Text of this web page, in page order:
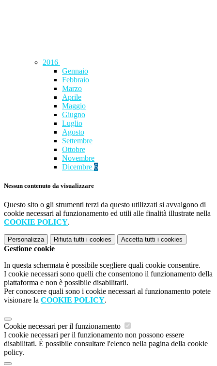
2016
Gennaio
Febbraio
Marzo
Aprile
Maggio
Giugno
Luglio
Agosto
Settembre
Ottobre
Novembre
Dicembre 6
Nessun contenuto da visualizzare
Questo sito o gli strumenti terzi da questo utilizzati si avvalgono di
cookie necessari al funzionamento ed utili alle finalità illustrate nella
COOKIE POLICY.
Personalizza Rifiuta tutti i cookies Accetta tutti i cookies
Gestione cookie
In questa schermata è possibile scegliere quali cookie consentire.
I cookie necessari sono quelli che consentono il funzionamento della
piattaforma e non è possibile disabilitarli.
Per conoscere quali sono i cookie necessari al funzionamento potete
visionare la COOKIE POLICY.
Cookie necessari per il funzionamento
I cookie necessari per il funzionamento non possono essere
disabilitati. È possibile consultare l'elenco nella pagina della cookie
policy.